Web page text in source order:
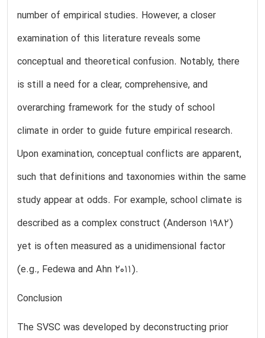
number of empirical studies. However, a closer
examination of this literature reveals some
conceptual and theoretical confusion. Notably, there
is still a need for a clear, comprehensive, and
overarching framework for the study of school
climate in order to guide future empirical research.
Upon examination, conceptual conflicts are apparent,
such that definitions and taxonomies within the same
study appear at odds. For example, school climate is
described as a complex construct (Anderson 1982)
yet is often measured as a unidimensional factor
(e.g., Fedewa and Ahn 2011).
Conclusion
The SVSC was developed by deconstructing prior